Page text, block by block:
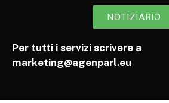
NOTIZIARIO
Per tutti i servizi scrivere a
marketing@agenparl.eu